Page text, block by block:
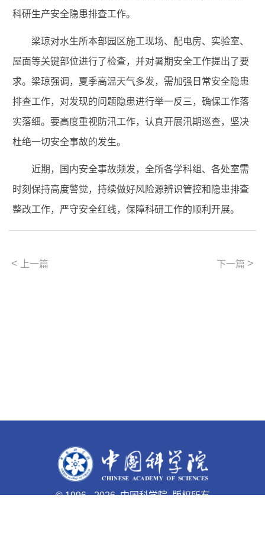
科研生产安全隐患排查工作。
梁琼对水生所本部园区施工现场、配电房、实验室、
屋面等关键部位进行了检查，并对暑期安全工作提出了要
求。梁琼强调，夏季高温天气多发，需加强日常安全隐患
排查工作，对发现的问题隐患进行举一反三，确保工作落
实落细。要高度重视防汛工作，认真开展汛期巡查，坚决
杜绝一切安全事故的发生。
近期，国内安全事故频发，全所各学科组、各处室需
时刻保持高度警觉，持续做好风险源辨识管控和隐患排查
整改工作，严守安全红线，保障科研工作的顺利开展。
< 上一篇 下一篇 >
© 1996 -2026 中国科学院 版权所有